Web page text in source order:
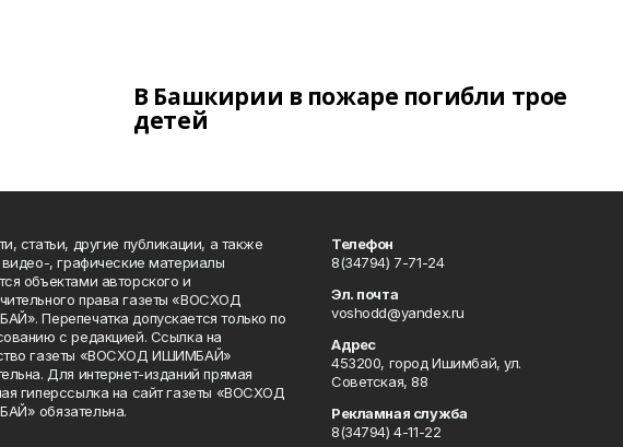
В Башкирии в пожаре погибли трое
детей
статьи, другие публикации, а также
, графические материалы
объектами авторского и
права газеты «ВОСХОД
Перепечатка допускается только по
с редакцией. Ссылка на
газеты «ВОСХОД ИШИМБАЙ»
Для интернет-изданий прямая
гиперссылка на сайт газеты «ВОСХОД
обязательна.
Телефон
8(34794) 7-71-24
Эл. почта
voshodd@yandex.ru
Адрес
453200, город Ишимбай, ул.
Советская, 88
Рекламная служба
8(34794) 4-11-22